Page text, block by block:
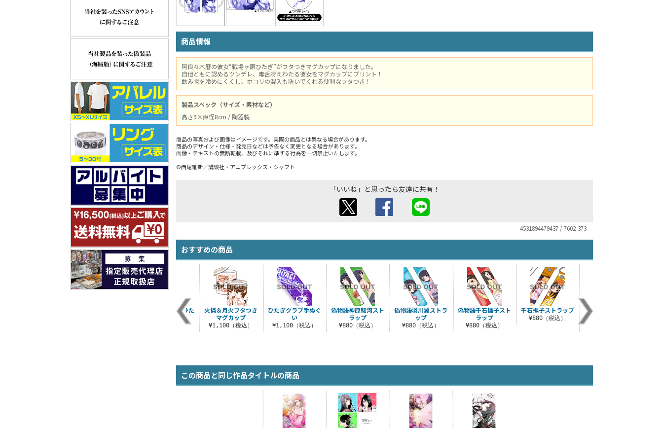
商品情報
阿良々木暦の彼女“戦場ヶ原ひたぎ”がフタつきマグカップになりました。
自他ともに認めるツンデレ、毒舌冴えわたる彼女をマグカップにプリント！
飲み物を冷めにくくし、ホコリの混入も防いでくれる便利なフタつき！
製品スペック（サイズ・素材など）
高さ9×直径8cm / 陶器製
商品の写真および画像はイメージです。実際の商品とは異なる場合があります。
商品のデザイン・仕様・発売日などは予告なく変更となる場合があります。
画像・テキストの無断転載、及びそれに準ずる行為を一切禁止いたします。
©西尾維新／講談社・アニプレックス・シャフト
「いいね」と思ったら友達に共有！
4531894479437 / 7602-373
おすすめの商品
偽物語神原駿河スト
ラップ
¥880（税込）
偽物語羽川翼ストラ
ップ
¥880（税込）
偽物語千石撫子スト
ラップ
¥880（税込）
千石撫子ストラップ
¥880（税込）
まよいマイマイ手ぬ
偽物語戦場ヶ原ひた
ぎストラップ
¥880（税込）
火憐＆月火フタつき
マグカップ
¥1,100（税込）
ひたぎクラブ手ぬぐ
い
¥1,100（税込）
この商品と同じ作品タイトルの商品